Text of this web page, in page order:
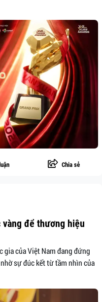
Chia sẻ
để thương hiệu
của Việt Nam đang đứng
sự đúc kết từ tầm nhìn của